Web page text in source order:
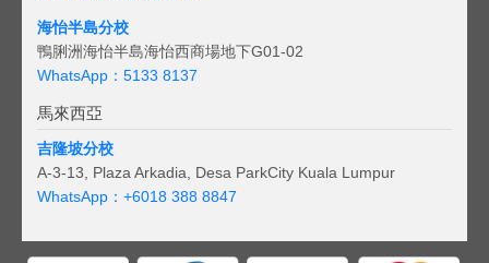
海怡半島分校
鴨脷洲海怡半島海怡西商場地下G01-02
WhatsApp：5133 8137
馬來西亞
吉隆坡分校
A-3-13, Plaza Arkadia, Desa ParkCity Kuala Lumpur
WhatsApp： +6018 388 8847